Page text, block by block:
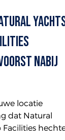
Yachts
nabij
locatie
dat Natural